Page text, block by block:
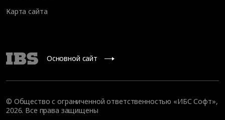
Карта сайта
Основной сайт
© Общество с ограниченной ответственностью «ИБС Софт»,
2026. Все права защищены